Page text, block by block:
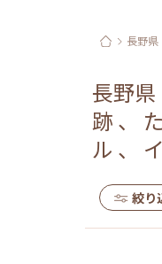
長野県
長野県
跡 、
ル 、
絞り